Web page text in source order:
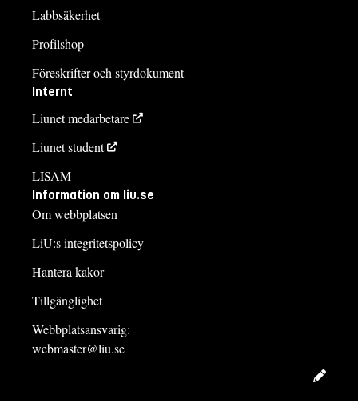
Labbsäkerhet
Profilshop
Föreskrifter och styrdokument
Internt
Liunet medarbetare
Liunet student
LISAM
Information om liu.se
Om webbplatsen
LiU:s integritetspolicy
Hantera kakor
Tillgänglighet
Webbplatsansvarig:
webmaster@liu.se